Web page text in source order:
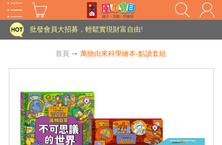
HOT
家長樂了!「風車書版集團暨FOOD超人企業總部」目前正興建中!
批發會員大招募，輕鬆實現財富自由!
老師您好!!幼教會員火熱招募中~
批發會員大招募，輕鬆實現財富自由!
首頁 ➙ 萬物由來科學繪本-點讀套組